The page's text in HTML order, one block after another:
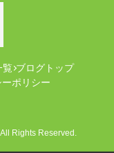
覧 ブログトップ
ポリシー
Rights Reserved.